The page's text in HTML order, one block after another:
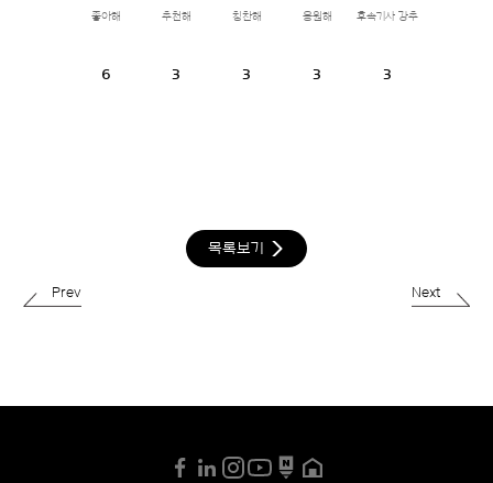
좋아해
6
추천해
3
칭찬해
3
응원해
3
후속기사 강추
3
목록보기
Prev Next